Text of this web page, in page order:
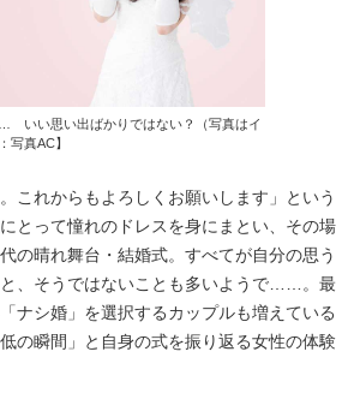
いい思い出ばかりではない？（写真はイ
写真AC】
これからもよろしくお願いします」という
とって憧れのドレスを身にまとい、その場
の晴れ舞台・結婚式。すべてが自分の思う
、そうではないことも多いようで……。最
ナシ婚」を選択するカップルも増えている
の瞬間」と自身の式を振り返る女性の体験